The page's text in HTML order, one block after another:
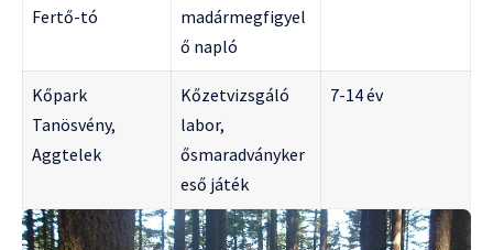
Fertő-tó
madármegfigyel
ő napló
Kőpark
Tanösvény,
Aggtelek
Kőzetvizsgáló
labor,
ősmaradványker
eső játék
7-14 év